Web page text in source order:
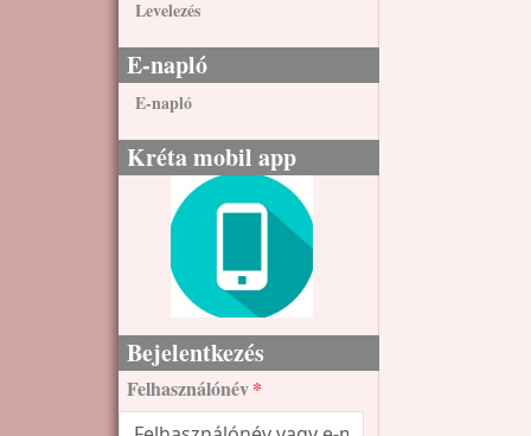
Levelezés
E-napló
E-napló
Kréta mobil app
Bejelentkezés
Felhasználónév